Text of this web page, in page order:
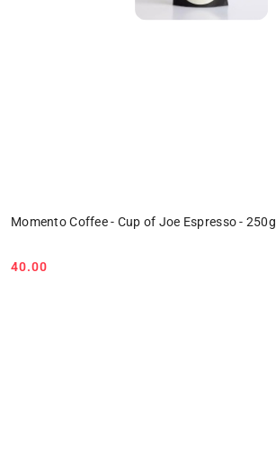
Momento Coffee - Cup of Joe Espresso - 250g
Cena:
40.00